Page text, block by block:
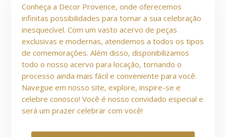
Conheça a Decor Provence, onde oferecemos
infinitas possibilidades para tornar a sua celebração
inesquecível. Com um vasto acervo de peças
exclusivas e modernas, atendemos a todos os tipos
de comemorações. Além disso, disponibilizamos
todo o nosso acervo para locação, tornando o
processo ainda mais fácil e conveniente para você.
Navegue em nosso site, explore, inspire-se e
celebre conosco! Você é nosso convidado especial e
será um prazer celebrar com você!